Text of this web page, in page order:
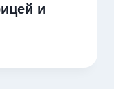
и